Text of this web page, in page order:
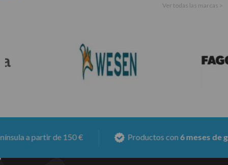
Ver todas las marcas >
partir de 150 € Productos con6 meses de garantía